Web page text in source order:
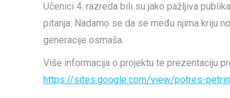
Učenici 4. razreda bili su jako pažljiva
pitanja. Nadamo se da se među njima kriju
generacije osmaša.
Više informacija o projektu te prezentaciju
https://sites.google.com/view/potres-